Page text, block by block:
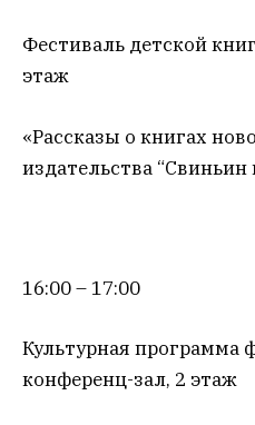
Фестиваль детской
этаж
«Рассказы о книгах
издательства “Свиньин
16:00 – 17:00
Культурная программа
конференц-зал, 2 этаж